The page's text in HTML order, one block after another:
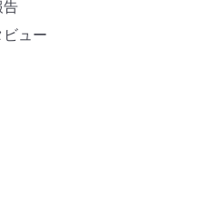
ュー